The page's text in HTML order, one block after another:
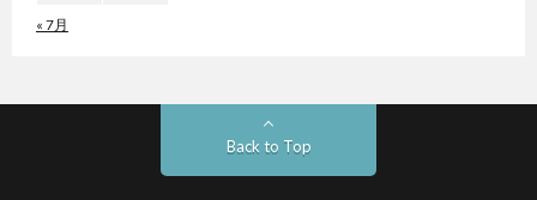
« 7月
Back to Top